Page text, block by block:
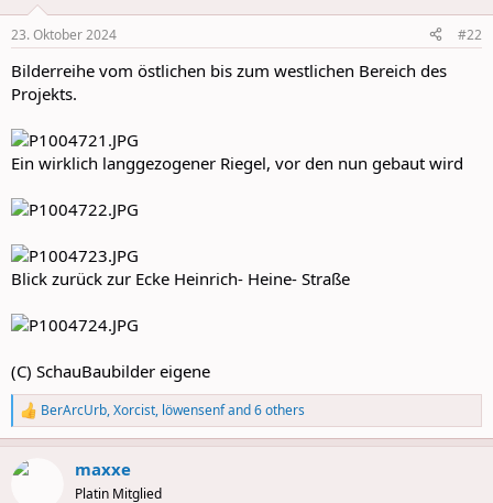
s
23. Oktober 2024 #22
Bilderreihe vom östlichen bis zum westlichen Bereich des
Projekts.
Ein wirklich langgezogener Riegel, vor den nun gebaut wird
Blick zurück zur Ecke Heinrich- Heine- Straße
(C) SchauBaubilder eigene
R
e
a
c
BerArcUrb,Xorcist, löwensenfand 6 others
maxxe
Platin Mitglied